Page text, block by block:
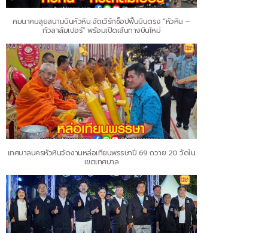
คมนาคมลุยสนามบินหัวหิน จัดเวิร์กช็อปฟื้นบินตรง “หัวหิน –
กัวลาลัมเปอร์” พร้อมเปิดเส้นทางบินใหม่
เทศบาลนครหัวหินจัดงานหล่อเทียนพรรษาปี 69 ถวาย 20 วัดใน
เขตเทศบาล